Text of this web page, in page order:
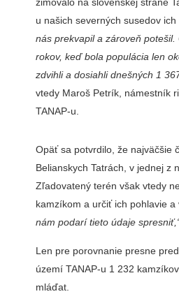
zimovalo na slovenskej strane
u našich severných susedov
nás prekvapil a zároveň
rokov, keď bola populácia len
zdvihli a dosiahli dnešných 1
vtedy Maroš Petrík, námestník
TANAP-u.
Opäť sa potvrdilo, že najväčšie
Belianskych Tatrách, v jednej z
Zľadovatený terén však vtedy
kamzíkom a určiť ich pohlavie a
nám podarí tieto údaje
Len pre porovnanie presne
území TANAP-u 1 232
mláďat.